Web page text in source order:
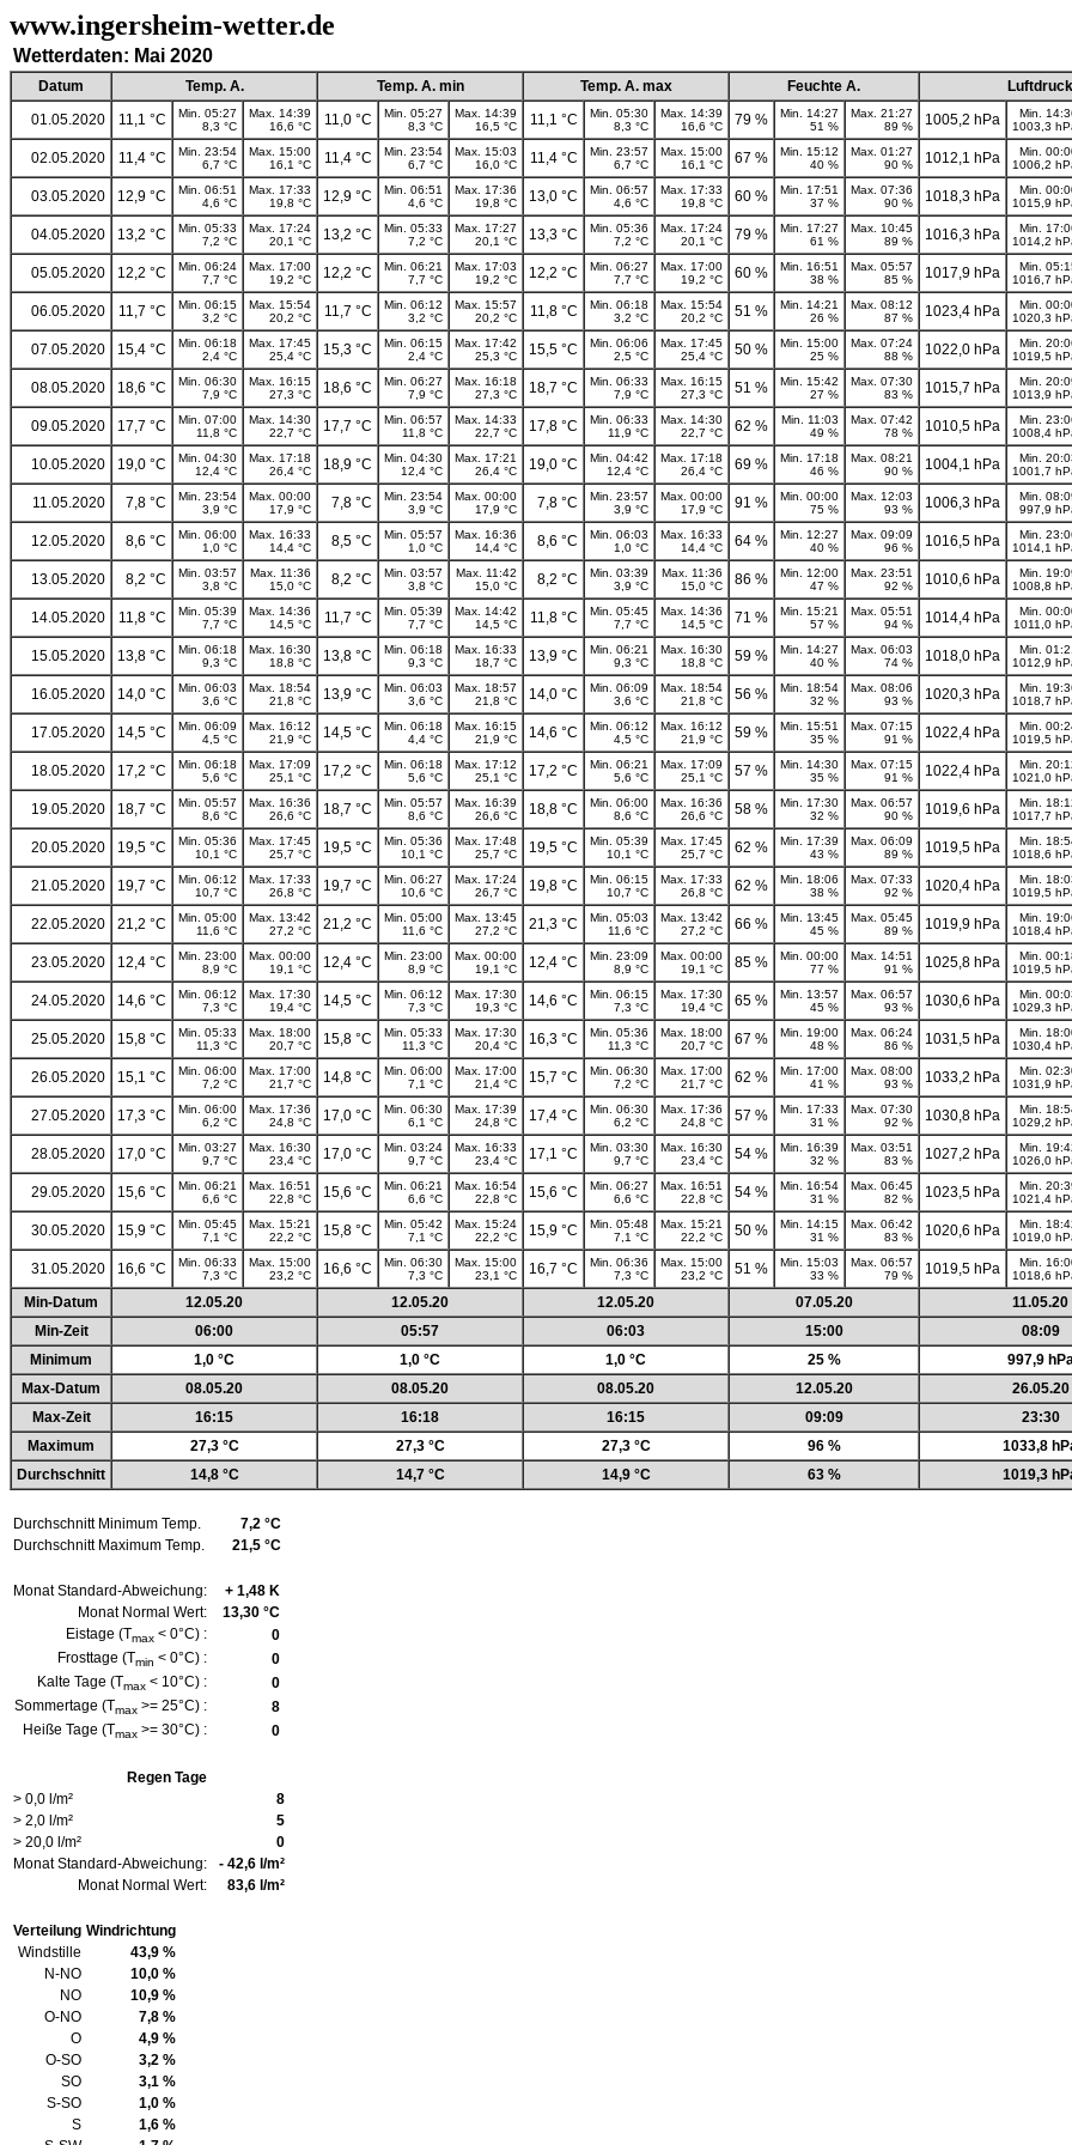
www.ingersheim-wetter.de
Wetterdaten: Mai 2020
Datum Temp. A. Temp. A. min Temp. A. max Feuchte A. Luftdruck
01.05.2020
11,1 °C
Min. 05:27
8,3 °C
Max. 14:39
16,6 °C
11,0 °C
Min. 05:27
8,3 °C
Max. 14:39
16,5 °C
11,1 °C
Min. 05:30
8,3 °C
Max. 14:39
16,6 °C
79 %
Min. 14:27
51 %
Max. 21:27
89 %
1005,2 hPa
Min.
1003,3
02.05.2020 11,4 °C
Min. 23:54
6,7 °C
Max. 15:00
16,1 °C
11,4 °C
Min. 23:54
6,7 °C
Max. 15:03
16,0 °C
11,4 °C
Min. 23:57
6,7 °C
Max. 15:00
16,1 °C
67 %
Min. 15:12
40 %
Max. 01:27
90 %
1012,1 hPa
Min.
1006,2
03.05.2020 12,9 °C
Min. 06:51
4,6 °C
Max. 17:33
19,8 °C
12,9 °C
Min. 06:51
4,6 °C
Max. 17:36
19,8 °C
13,0 °C
Min. 06:57
4,6 °C
Max. 17:33
19,8 °C
60 %
Min. 17:51
37 %
Max. 07:36
90 %
1018,3 hPa
Min.
1015,9
04.05.2020 13,2 °C
Min. 05:33
7,2 °C
Max. 17:24
20,1 °C
13,2 °C
Min. 05:33
7,2 °C
Max. 17:27
20,1 °C
13,3 °C
Min. 05:36
7,2 °C
Max. 17:24
20,1 °C
79 %
Min. 17:27
61 %
Max. 10:45
89 %
1016,3 hPa
Min.
1014,2
05.05.2020 12,2 °C
Min. 06:24
7,7 °C
Max. 17:00
19,2 °C
12,2 °C
Min. 06:21
7,7 °C
Max. 17:03
19,2 °C
12,2 °C
Min. 06:27
7,7 °C
Max. 17:00
19,2 °C
60 %
Min. 16:51
38 %
Max. 05:57
85 %
1017,9 hPa
Min.
1016,7
06.05.2020 11,7 °C
Min. 06:15
3,2 °C
Max. 15:54
20,2 °C
11,7 °C
Min. 06:12
3,2 °C
Max. 15:57
20,2 °C
11,8 °C
Min. 06:18
3,2 °C
Max. 15:54
20,2 °C
51 %
Min. 14:21
26 %
Max. 08:12
87 %
1023,4 hPa
Min.
1020,3
07.05.2020 15,4 °C
Min. 06:18
2,4 °C
Max. 17:45
25,4 °C
15,3 °C
Min. 06:15
2,4 °C
Max. 17:42
25,3 °C
15,5 °C
Min. 06:06
2,5 °C
Max. 17:45
25,4 °C
50 %
Min. 15:00
25 %
Max. 07:24
88 %
1022,0 hPa
Min.
1019,5
08.05.2020 18,6 °C
Min. 06:30
7,9 °C
Max. 16:15
27,3 °C
18,6 °C
Min. 06:27
7,9 °C
Max. 16:18
27,3 °C
18,7 °C
Min. 06:33
7,9 °C
Max. 16:15
27,3 °C
51 %
Min. 15:42
27 %
Max. 07:30
83 %
1015,7 hPa
Min.
1013,9
09.05.2020 17,7 °C
Min. 07:00
11,8 °C
Max. 14:30
22,7 °C
17,7 °C
Min. 06:57
11,8 °C
Max. 14:33
22,7 °C
17,8 °C
Min. 06:33
11,9 °C
Max. 14:30
22,7 °C
62 %
Min. 11:03
49 %
Max. 07:42
78 %
1010,5 hPa
Min.
1008,4
10.05.2020 19,0 °C
Min. 04:30
12,4 °C
Max. 17:18
26,4 °C
18,9 °C
Min. 04:30
12,4 °C
Max. 17:21
26,4 °C
19,0 °C
Min. 04:42
12,4 °C
Max. 17:18
26,4 °C
69 %
Min. 17:18
46 %
Max. 08:21
90 %
1004,1 hPa
Min.
1001,7
11.05.2020 7,8 °C
Min. 23:54
3,9 °C
Max. 00:00
17,9 °C
7,8 °C
Min. 23:54
3,9 °C
Max. 00:00
17,9 °C
7,8 °C
Min. 23:57
3,9 °C
Max. 00:00
17,9 °C
91 %
Min. 00:00
75 %
Max. 12:03
93 %
1006,3 hPa
Min.
997,9
12.05.2020 8,6 °C
Min. 06:00
1,0 °C
Max. 16:33
14,4 °C
8,5 °C
Min. 05:57
1,0 °C
Max. 16:36
14,4 °C
8,6 °C
Min. 06:03
1,0 °C
Max. 16:33
14,4 °C
64 %
Min. 12:27
40 %
Max. 09:09
96 %
1016,5 hPa
Min.
1014,1
13.05.2020 8,2 °C
Min. 03:57
3,8 °C
Max. 11:36
15,0 °C
8,2 °C
Min. 03:57
3,8 °C
Max. 11:42
15,0 °C
8,2 °C
Min. 03:39
3,9 °C
Max. 11:36
15,0 °C
86 %
Min. 12:00
47 %
Max. 23:51
92 %
1010,6 hPa
Min.
1008,8
14.05.2020 11,8 °C
Min. 05:39
7,7 °C
Max. 14:36
14,5 °C
11,7 °C
Min. 05:39
7,7 °C
Max. 14:42
14,5 °C
11,8 °C
Min. 05:45
7,7 °C
Max. 14:36
14,5 °C
71 %
Min. 15:21
57 %
Max. 05:51
94 %
1014,4 hPa
Min.
1011,0
15.05.2020 13,8 °C
Min. 06:18
9,3 °C
Max. 16:30
18,8 °C
13,8 °C
Min. 06:18
9,3 °C
Max. 16:33
18,7 °C
13,9 °C
Min. 06:21
9,3 °C
Max. 16:30
18,8 °C
59 %
Min. 14:27
40 %
Max. 06:03
74 %
1018,0 hPa
Min.
1012,9
16.05.2020 14,0 °C
Min. 06:03
3,6 °C
Max. 18:54
21,8 °C
13,9 °C
Min. 06:03
3,6 °C
Max. 18:57
21,8 °C
14,0 °C
Min. 06:09
3,6 °C
Max. 18:54
21,8 °C
56 %
Min. 18:54
32 %
Max. 08:06
93 %
1020,3 hPa
Min.
1018,7
17.05.2020 14,5 °C
Min. 06:09
4,5 °C
Max. 16:12
21,9 °C
14,5 °C
Min. 06:18
4,4 °C
Max. 16:15
21,9 °C
14,6 °C
Min. 06:12
4,5 °C
Max. 16:12
21,9 °C
59 %
Min. 15:51
35 %
Max. 07:15
91 %
1022,4 hPa
Min.
1019,5
18.05.2020 17,2 °C
Min. 06:18
5,6 °C
Max. 17:09
25,1 °C
17,2 °C
Min. 06:18
5,6 °C
Max. 17:12
25,1 °C
17,2 °C
Min. 06:21
5,6 °C
Max. 17:09
25,1 °C
57 %
Min. 14:30
35 %
Max. 07:15
91 %
1022,4 hPa
Min.
1021,0
19.05.2020 18,7 °C
Min. 05:57
8,6 °C
Max. 16:36
26,6 °C
18,7 °C
Min. 05:57
8,6 °C
Max. 16:39
26,6 °C
18,8 °C
Min. 06:00
8,6 °C
Max. 16:36
26,6 °C
58 %
Min. 17:30
32 %
Max. 06:57
90 %
1019,6 hPa
Min.
1017,7
20.05.2020 19,5 °C
Min. 05:36
10,1 °C
Max. 17:45
25,7 °C
19,5 °C
Min. 05:36
10,1 °C
Max. 17:48
25,7 °C
19,5 °C
Min. 05:39
10,1 °C
Max. 17:45
25,7 °C
62 %
Min. 17:39
43 %
Max. 06:09
89 %
1019,5 hPa
Min.
1018,6
21.05.2020 19,7 °C
Min. 06:12
10,7 °C
Max. 17:33
26,8 °C
19,7 °C
Min. 06:27
10,6 °C
Max. 17:24
26,7 °C
19,8 °C
Min. 06:15
10,7 °C
Max. 17:33
26,8 °C
62 %
Min. 18:06
38 %
Max. 07:33
92 %
1020,4 hPa
Min.
1019,5
22.05.2020 21,2 °C
Min. 05:00
11,6 °C
Max. 13:42
27,2 °C
21,2 °C
Min. 05:00
11,6 °C
Max. 13:45
27,2 °C
21,3 °C
Min. 05:03
11,6 °C
Max. 13:42
27,2 °C
66 %
Min. 13:45
45 %
Max. 05:45
89 %
1019,9 hPa
Min.
1018,4
23.05.2020 12,4 °C
Min. 23:00
8,9 °C
Max. 00:00
19,1 °C
12,4 °C
Min. 23:00
8,9 °C
Max. 00:00
19,1 °C
12,4 °C
Min. 23:09
8,9 °C
Max. 00:00
19,1 °C
85 %
Min. 00:00
77 %
Max. 14:51
91 %
1025,8 hPa
Min.
1019,5
24.05.2020 14,6 °C
Min. 06:12
7,3 °C
Max. 17:30
19,4 °C
14,5 °C
Min. 06:12
7,3 °C
Max. 17:30
19,3 °C
14,6 °C
Min. 06:15
7,3 °C
Max. 17:30
19,4 °C
65 %
Min. 13:57
45 %
Max. 06:57
93 %
1030,6 hPa
Min.
1029,3
25.05.2020 15,8 °C
Min. 05:33
11,3 °C
Max. 18:00
20,7 °C
15,8 °C
Min. 05:33
11,3 °C
Max. 17:30
20,4 °C
16,3 °C
Min. 05:36
11,3 °C
Max. 18:00
20,7 °C
67 %
Min. 19:00
48 %
Max. 06:24
86 %
1031,5 hPa
Min.
1030,4
26.05.2020 15,1 °C
Min. 06:00
7,2 °C
Max. 17:00
21,7 °C
14,8 °C
Min. 06:00
7,1 °C
Max. 17:00
21,4 °C
15,7 °C
Min. 06:30
7,2 °C
Max. 17:00
21,7 °C
62 %
Min. 17:00
41 %
Max. 08:00
93 %
1033,2 hPa
Min.
1031,9
27.05.2020 17,3 °C
Min. 06:00
6,2 °C
Max. 17:36
24,8 °C
17,0 °C
Min. 06:30
6,1 °C
Max. 17:39
24,8 °C
17,4 °C
Min. 06:30
6,2 °C
Max. 17:36
24,8 °C
57 %
Min. 17:33
31 %
Max. 07:30
92 %
1030,8 hPa
Min.
1029,2
28.05.2020 17,0 °C
Min. 03:27
9,7 °C
Max. 16:30
23,4 °C
17,0 °C
Min. 03:24
9,7 °C
Max. 16:33
23,4 °C
17,1 °C
Min. 03:30
9,7 °C
Max. 16:30
23,4 °C
54 %
Min. 16:39
32 %
Max. 03:51
83 %
1027,2 hPa
Min.
1026,0
29.05.2020 15,6 °C
Min. 06:21
6,6 °C
Max. 16:51
22,8 °C
15,6 °C
Min. 06:21
6,6 °C
Max. 16:54
22,8 °C
15,6 °C
Min. 06:27
6,6 °C
Max. 16:51
22,8 °C
54 %
Min. 16:54
31 %
Max. 06:45
82 %
1023,5 hPa
Min.
1021,4
30.05.2020 15,9 °C
Min. 05:45
7,1 °C
Max. 15:21
22,2 °C
15,8 °C
Min. 05:42
7,1 °C
Max. 15:24
22,2 °C
15,9 °C
Min. 05:48
7,1 °C
Max. 15:21
22,2 °C
50 %
Min. 14:15
31 %
Max. 06:42
83 %
1020,6 hPa
Min.
1019,0
31.05.2020 16,6 °C
Min. 06:33
7,3 °C
Max. 15:00
23,2 °C
16,6 °C
Min. 06:30
7,3 °C
Max. 15:00
23,1 °C
16,7 °C
Min. 06:36
7,3 °C
Max. 15:00
23,2 °C
51 %
Min. 15:03
33 %
Max. 06:57
79 %
1019,5 hPa
Min.
1018,6
Min-Datum
12.05.20 12.05.20 12.05.20 07.05.20 11.05.20
Min-Zeit
06:00 05:57 06:03 15:00 08:09
Minimum
1,0 °C 1,0 °C 1,0 °C 25 % 997,9
Max-Datum
08.05.20 08.05.20 08.05.20 12.05.20 26.05.20
Max-Zeit
16:15 16:18 16:15 09:09 23:30
Maximum
27,3 °C 27,3 °C 27,3 °C 96 % 1033,8
Durchschnitt
14,8 °C 14,7 °C 14,9 °C 63 % 1019,3
Durchschnitt Minimum Temp.
7,2 °C
Durchschnitt Maximum Temp.
21,5 °C
Monat Standard-Abweichung:
+ 1,48 K
Monat Normal Wert:
13,30 °C
Eistage (Tmax < 0°C) :
0
Frosttage (Tmin < 0°C) :
0
Kalte Tage (Tmax < 10°C) :
0
Sommertage (Tmax >= 25°C) :
8
Heiße Tage (Tmax >= 30°C) : 0
Regen Tage
> 0,0 l/m²
8
> 2,0 l/m²
5
> 20,0 l/m²
0
Monat Standard-Abweichung:
- 42,6 l/m²
Monat Normal Wert:
83,6 l/m²
Verteilung Windrichtung
Windstille
43,9 %
N-NO
10,0 %
NO
10,9 %
O-NO
7,8 %
O
4,9 %
O-SO
3,2 %
SO
3,1 %
S-SO
1,0 %
S
1,6 %